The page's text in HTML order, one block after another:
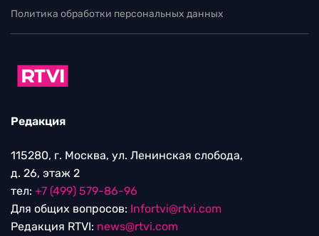
Политика обработки персональных данных
Редакция
115280, г. Москва, ул. Ленинская слобода,
д. 26, этаж 2
тел: +7 (499) 579-86-96
Для общих вопросов: Infortvi@rtvi.com
Редакция RTVI: news@rtvi.com